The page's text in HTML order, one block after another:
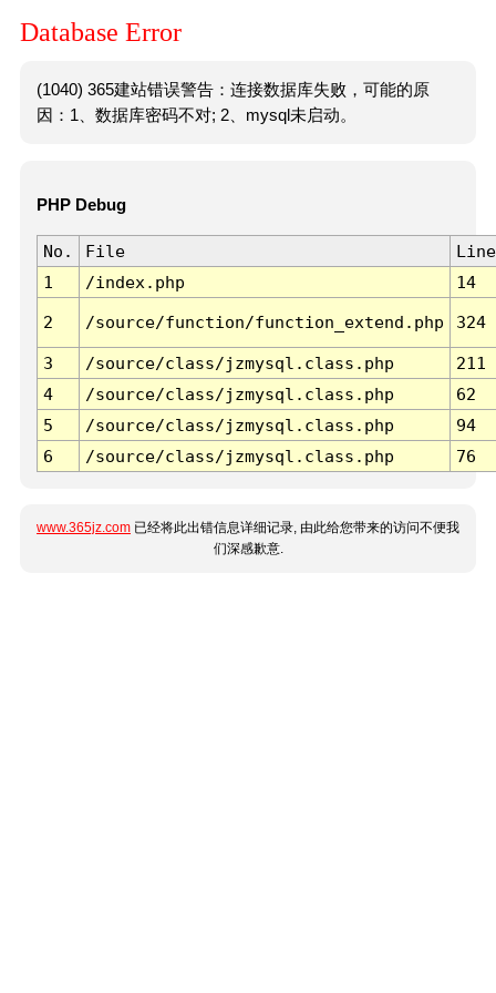
Database Error
(1040) 365建站错误警告：连接数据库失败，可能的原
因：1、数据库密码不对; 2、mysql未启动。
PHP Debug
No. File
Line
1
/index.php 14
2 /source/function/function_extend.php 324
3 /source/class/jzmysql.class.php
211
4
/source/class/jzmysql.class.php
62
5
/source/class/jzmysql.class.php
94
6
/source/class/jzmysql.class.php 76
www.365jz.com 已经将此出错信息详细记录, 由此给您带来的访问不便我
们深感歉意.